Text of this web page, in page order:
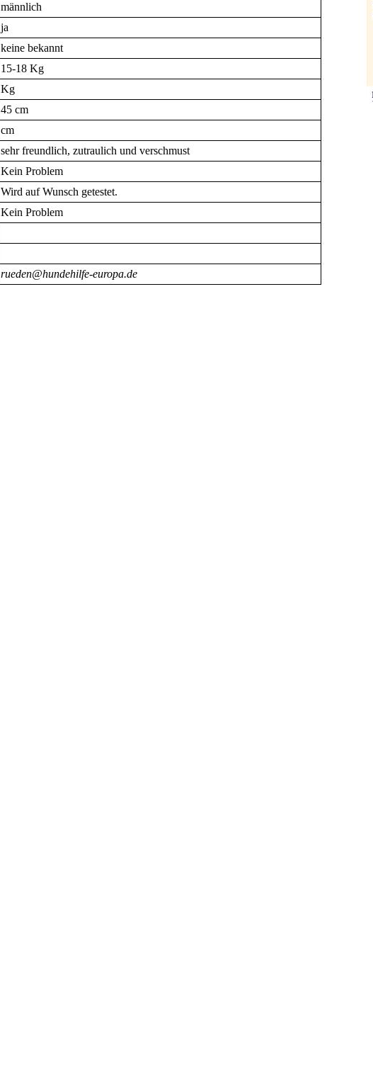
männlich
ja
keine bekannt
15-18 Kg
Kg
45 cm
cm
sehr freundlich, zutraulich und verschmust
Kein Problem
Wird auf Wunsch getestet.
Kein Problem
rueden@hundehilfe-europa.de